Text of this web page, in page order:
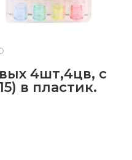
4шт,4цв, с
в пластик.